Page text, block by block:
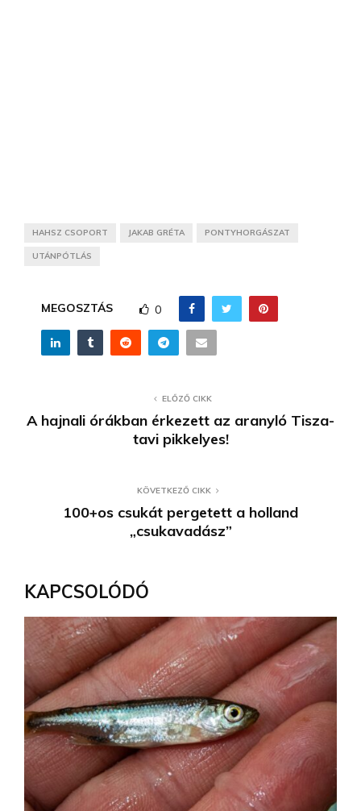
HAHSZ CSOPORT JAKAB GRÉTA PONTYHORGÁSZAT
UTÁNPÓTLÁS
MEGOSZTÁS 0
ELŐZŐ CIKK
A hajnali órákban érkezett az aranyló Tisza-
tavi pikkelyes!
KÖVETKEZŐ CIKK
100+os csukát pergetett a holland
„csukavadász”
KAPCSOLÓDÓ